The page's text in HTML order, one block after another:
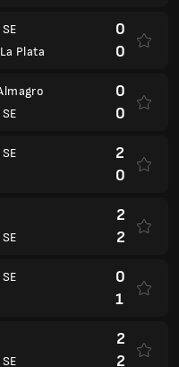
Plata
0
0
0
0
2
0
2
2
0
1
2
2